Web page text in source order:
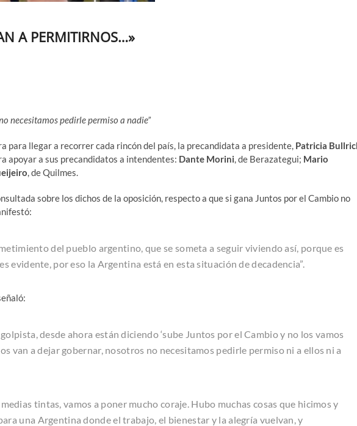
A PERMITIRNOS…»
necesitamos pedirle permiso a nadie”
para llegar a recorrer cada rincón del país, la precandidata a presidente, Patricia
apoyar a sus precandidatos a intendentes: Dante Morini, de Berazategui; Mario
, de Quilmes.
sobre los dichos de la oposición, respecto a que si gana Juntos por el Cambio no
del pueblo argentino, que se someta a seguir viviendo así, porque es
evidente, por eso la Argentina está en esta situación de decadencia”.
desde ahora están diciendo ‘sube Juntos por el Cambio y no los vamos
van a dejar gobernar, nosotros no necesitamos pedirle permiso ni a ellos ni a
tintas, vamos a poner mucho coraje. Hubo muchas cosas que hicimos y
una Argentina donde el trabajo, el bienestar y la alegría vuelvan, y